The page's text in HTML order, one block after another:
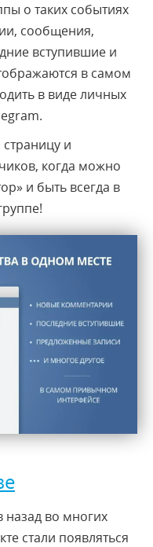
о таких событиях
сообщения,
вступившие и
в самом
в виде личных
и
когда можно
и быть всегда в
назад во многих
стали появляться